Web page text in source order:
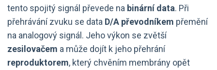
tento spojitý signál převede na binární data. Při
přehrávání zvuku se data D/A převodníkem přemění
na analogový signál. Jeho výkon se zvětší
zesilovačem a může dojít k jeho přehrání
reproduktorem, který chvěním membrány opět